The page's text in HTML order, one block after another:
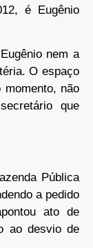
é Eugênio
nem a
O espaço
momento, não
que
Pública
a pedido
ato de
ao desvio de